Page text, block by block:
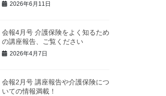
2026年6月11日
会報4月号 介護保険をよく知るため
の講座報告、ご覧ください
2026年4月7日
会報2月号 講座報告や介護保険につ
いての情報満載！